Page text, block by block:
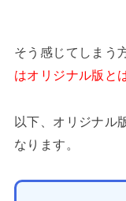
そう感じてしまう
はオリジナル版と
以下、オリジナル
なります。